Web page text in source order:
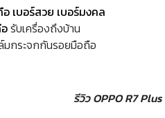
เบอร์สวย เบอร์มงคล
รับเครื่องถึงบ้าน
กระจกกันรอยมือถือ
รีวิว OPPO R7 Plus